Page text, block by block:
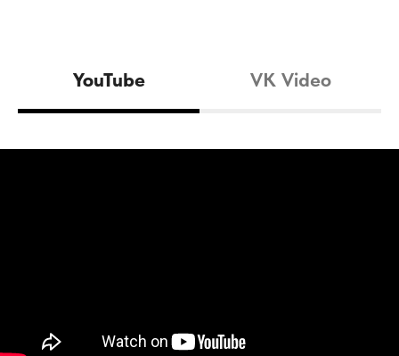
YouTube VK Video